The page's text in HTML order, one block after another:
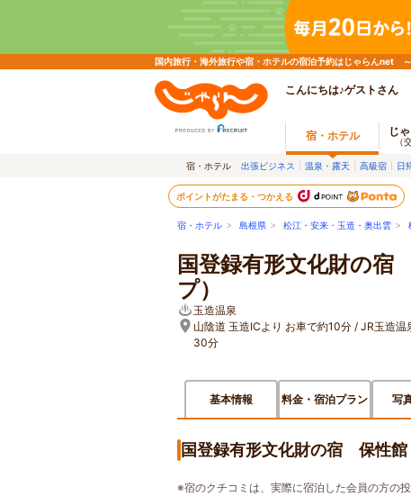
国内旅行・海外旅行や宿・ホテルの宿泊予約はじゃらんnet
こんにちは♪ゲストさん
宿・ホテル じ
（
宿・ホテル 出張ビジネス 温泉・露天 高級宿 日
ポイントがたまる・つかえる
宿・ホテル > 島根県 > 松江・安来・玉造・奥出雲 >
国登録有形文化財の
プ）
玉造温泉
山陰道 玉造ICより お車で約10分 / JR玉造
30分
基本情報 料金・宿泊プラン 写
国登録有形文化財の宿 保性館
※宿のクチコミは、実際に宿泊した会員の方の